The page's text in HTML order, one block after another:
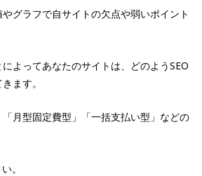
グラフで自サイトの欠点や弱いポイント
よってあなたのサイトは、どのようSEO
ます。
月型固定費型」「一括支払い型」などの
。